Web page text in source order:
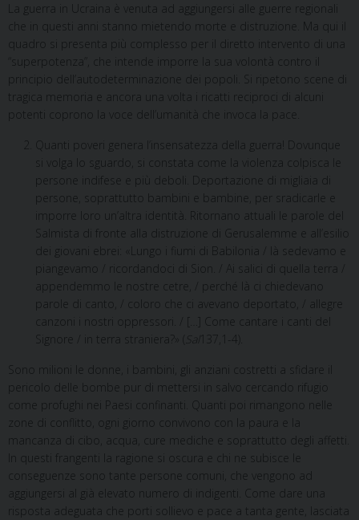
La guerra in Ucraina è venuta ad aggiungersi alle guerre regionali
che in questi anni stanno mietendo morte e distruzione. Ma qui il
quadro si presenta più complesso per il diretto intervento di una
“superpotenza”, che intende imporre la sua volontà contro il
principio dell’autodeterminazione dei popoli. Si ripetono scene di
tragica memoria e ancora una volta i ricatti reciproci di alcuni
potenti coprono la voce dell’umanità che invoca la pace.
Quanti poveri genera l’insensatezza della guerra! Dovunque
si volga lo sguardo, si constata come la violenza colpisca le
persone indifese e più deboli. Deportazione di migliaia di
persone, soprattutto bambini e bambine, per sradicarle e
imporre loro un’altra identità. Ritornano attuali le parole del
Salmista di fronte alla distruzione di Gerusalemme e all’esilio
dei giovani ebrei: «Lungo i fiumi di Babilonia / là sedevamo e
piangevamo / ricordandoci di Sion. / Ai salici di quella terra /
appendemmo le nostre cetre, / perché là ci chiedevano
parole di canto, / coloro che ci avevano deportato, / allegre
canzoni i nostri oppressori. / […] Come cantare i canti del
Signore / in terra straniera?» (
137,1-4).
Sono milioni le donne, i bambini, gli anziani costretti a sfidare il
pericolo delle bombe pur di mettersi in salvo cercando rifugio
come profughi nei Paesi confinanti. Quanti poi rimangono nelle
zone di conflitto, ogni giorno convivono con la paura e la
mancanza di cibo, acqua, cure mediche e soprattutto degli affetti.
In questi frangenti la ragione si oscura e chi ne subisce le
conseguenze sono tante persone comuni, che vengono ad
aggiungersi al già elevato numero di indigenti. Come dare una
risposta adeguata che porti sollievo e pace a tanta gente, lasciata